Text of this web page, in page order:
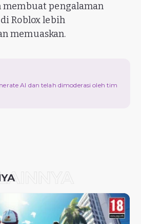
membuat pengalaman
Roblox lebih
memuaskan.
AI dan telah dimoderasi oleh tim